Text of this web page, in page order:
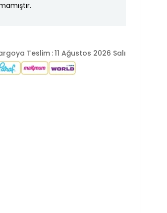
Teslim:11 Ağustos 2026 Salı